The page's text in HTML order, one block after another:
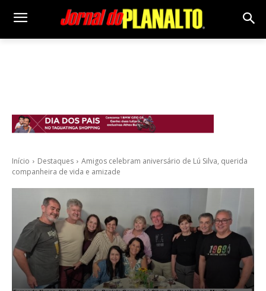
Início Destaques
Amigos celebram aniversário de Lú Silva, querida
companheira de vida e amizade